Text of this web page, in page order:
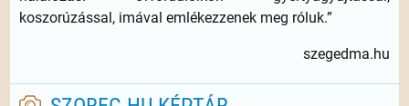
koszorúzással, imával emlékezzenek meg róluk.”
szegedma.hu